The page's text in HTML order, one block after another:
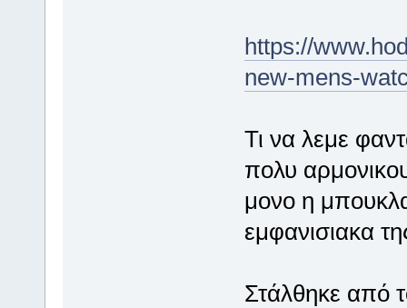
https://
new-mens-
Τι να λεμε
πολυ
μονο η
εμφανισιακα
Στάλθηκε από